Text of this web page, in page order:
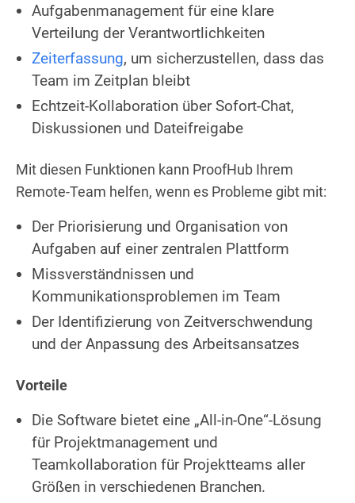
Aufgabenmanagement für eine klare
Verteilung der Verantwortlichkeiten
Zeiterfassung, um sicherzustellen, dass das
Team im Zeitplan bleibt
Echtzeit-Kollaboration über Sofort-Chat,
Diskussionen und Dateifreigabe
Mit diesen Funktionen kann ProofHub Ihrem
Remote-Team helfen, wenn es Probleme gibt mit:
Der Priorisierung und Organisation von
Aufgaben auf einer zentralen Plattform
Missverständnissen und
Kommunikationsproblemen im Team
Der Identifizierung von Zeitverschwendung
und der Anpassung des Arbeitsansatzes
Vorteile
Die Software bietet eine „All-in-One“-Lösung
für Projektmanagement und
Teamkollaboration für Projektteams aller
Größen in verschiedenen Branchen.